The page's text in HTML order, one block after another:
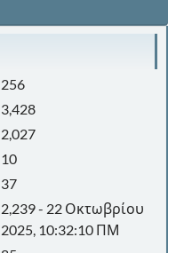
256
3,428
2,027
10
37
2,239 - 22 Οκτωβρίου
2025, 10:32:10 ΠΜ